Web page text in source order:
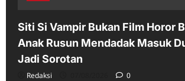
Siti Si Vampir Bukan Film Horor
Anak Rusun Mendadak Masuk
Jadi Sorotan
Redaksi 0